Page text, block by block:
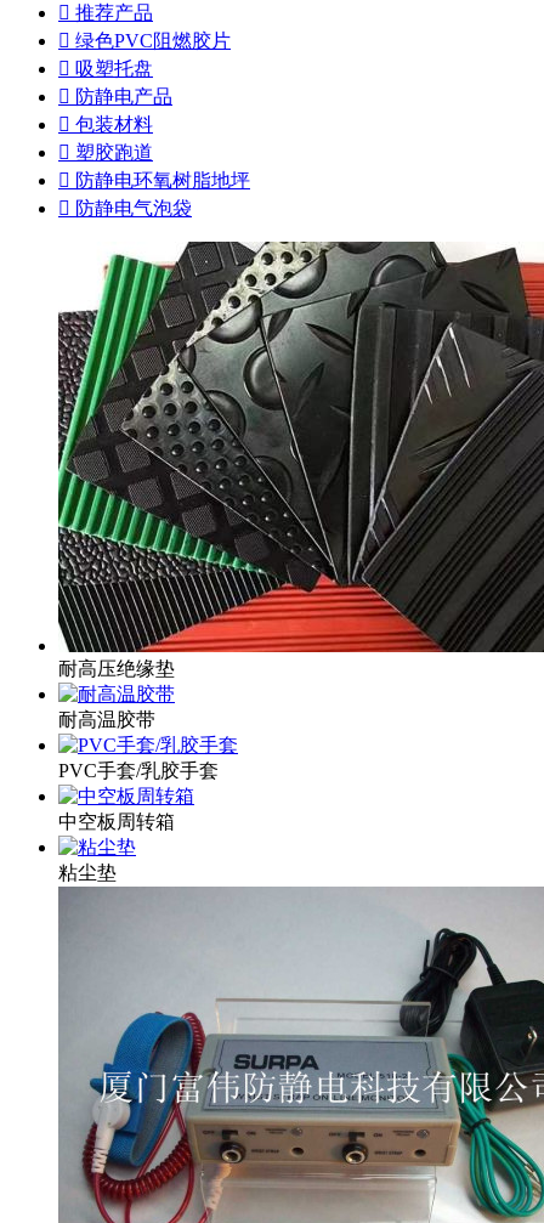
 推荐产品
 绿色PVC阻燃胶片
 吸塑托盘
 防静电产品
 包装材料
 塑胶跑道
 防静电环氧树脂地坪
 防静电气泡袋
耐高压绝缘垫
耐高温胶带
PVC手套/乳胶手套
中空板周转箱
粘尘垫